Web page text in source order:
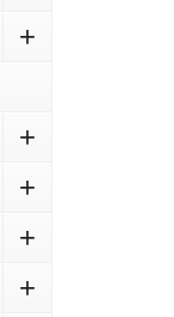
+
+
+
+
+